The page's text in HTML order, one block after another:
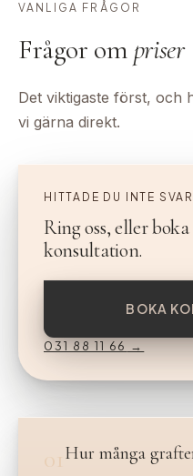
VANLIGA FRÅGOR
Frågor om priser
Det viktigaste först, och
vi gärna direkt.
HITTADE DU INTE
Ring oss, eller
konsultation.
BOKA
031 88 11 66 →
01 Hur många